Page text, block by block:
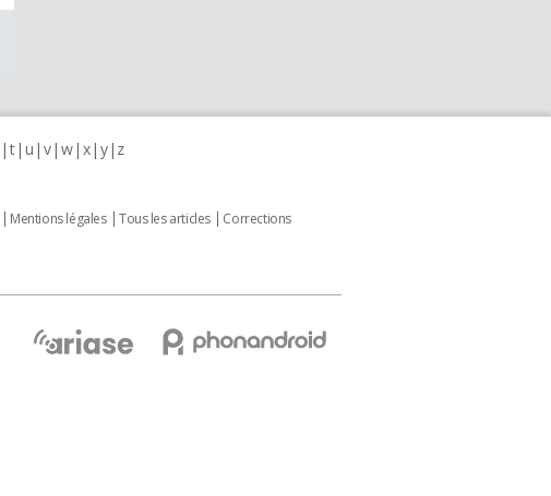
t u v w x y z
Mentions légales Tous les articles
Corrections